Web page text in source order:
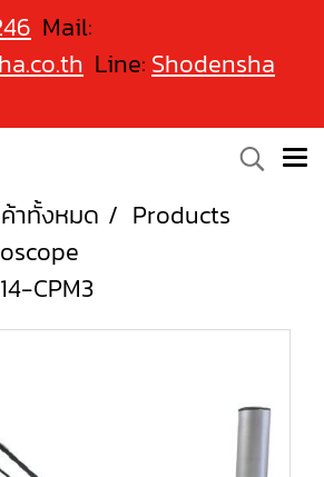
Mail:
Line: Shodensha
าทั้งหมด
Products
CPM3